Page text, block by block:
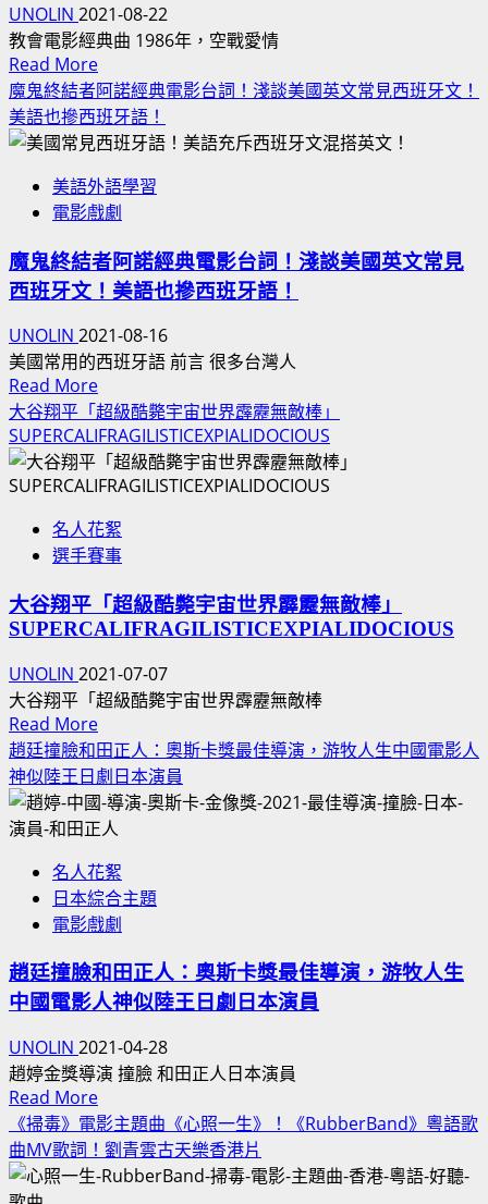
春
樹
小
說
改
編
電
影、
SAAB
瑞
典
紳
寶
主
角
汽
車
是
我
家
第
一
輛
車！
UNOLIN 2021-08-22
教會電影經典曲 1986年，空戰愛情
Read MoreRead
more
about
《加
列
的
簧
管/GABRIEL’S
《教
會/MISSION》
電
影
主
題
幻
夢
中/
奇
夢
境
NELLA
FANTASIA
原
曲
各
演
奏
版
魔鬼終結者阿諾經典電影台詞！淺談美國英文常見西班牙文！
美語也摻西班牙語！
美語外語學習
電影戲劇
魔鬼終結者阿諾經典電影台詞！淺談美國英文常見
西班牙文！美語也摻西班牙語！
UNOLIN 2021-08-16
美國常用的西班牙語 前言 很多台灣人
Read MoreRead
more
about
魔
鬼
結
者
阿
諾
經
典
電
影
台
詞！
淺
談
國
英
文
見
西
牙
文！
美
語
也
摻
大谷翔平「超級酷斃宇宙世界霹靂無敵棒」
SUPERCALIFRAGILISTICEXPIALIDOCIOUS
名人花絮
選手賽事
大谷翔平「超級酷斃宇宙世界霹靂無敵棒」
SUPERCALIFRAGILISTICEXPIALIDOCIOUS
UNOLIN 2021-07-07
大谷翔平「超級酷斃宇宙世界霹靂無敵棒
Read MoreRead
more
about
大
谷
平
「超
級
斃
宇
世
界
霹
靂
無
敵
趙廷撞臉和田正人：奧斯卡獎最佳導演，游牧人生中國電影人
神似陸王日劇日本演員
名人花絮
日本綜合主題
電影戲劇
趙廷撞臉和田正人：奧斯卡獎最佳導演，游牧人生
中國電影人神似陸王日劇日本演員
UNOLIN 2021-04-28
趙婷金獎導演 撞臉 和田正人日本演員
Read MoreRead
more
about
趙
《掃毒》電影主題曲《心照一生》！《RubberBand》粵語歌
曲MV歌詞！劉青雲古天樂香港片